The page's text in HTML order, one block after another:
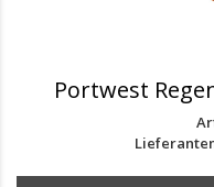
Portwest